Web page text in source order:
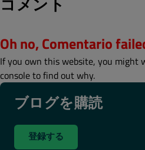
Oh no, Comentario
If you own this website, you might
console to find out why.
ブログを購読
登録する